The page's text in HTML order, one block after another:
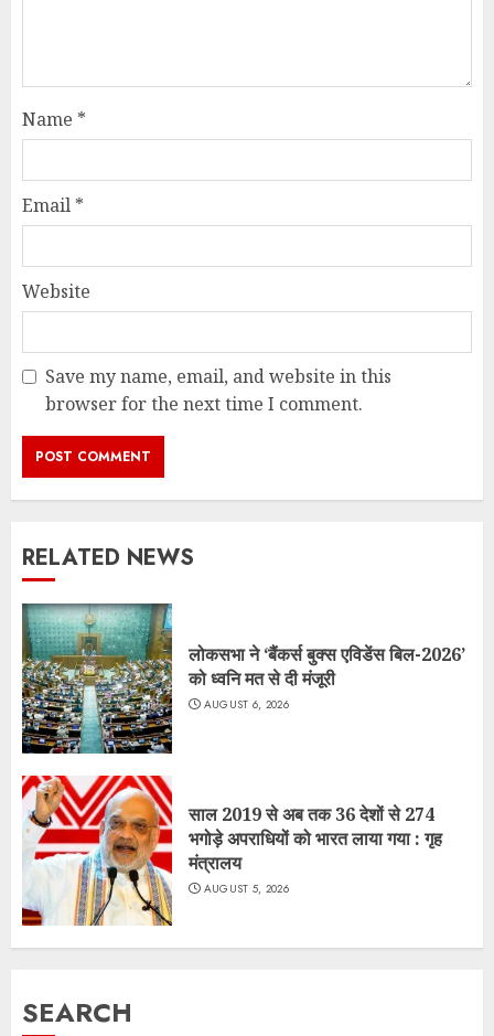
Name *
Email *
Website
Save my name, email, and website in this
browser for the next time I comment.
RELATED NEWS
लोकसभा ने ‘बैंकर्स बुक्स एविडेंस बिल-2026’
को ध्वनि मत से दी मंजूरी
AUGUST 6, 2026
साल 2019 से अब तक 36 देशों से 274
भगोड़े अपराधियों को भारत लाया गया : गृह
मंत्रालय
AUGUST 5, 2026
SEARCH